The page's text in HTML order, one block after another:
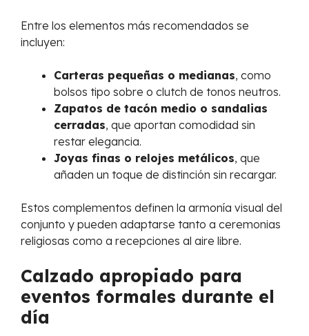
Entre los elementos más recomendados se
incluyen:
Carteras pequeñas o medianas, como
bolsos tipo sobre o clutch de tonos neutros.
Zapatos de tacón medio o sandalias
cerradas, que aportan comodidad sin
restar elegancia.
Joyas finas o relojes metálicos, que
añaden un toque de distinción sin recargar.
Estos complementos definen la armonía visual del
conjunto y pueden adaptarse tanto a ceremonias
religiosas como a recepciones al aire libre.
Calzado apropiado para
eventos formales durante el
día